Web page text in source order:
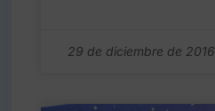
29 de diciembre de 2016